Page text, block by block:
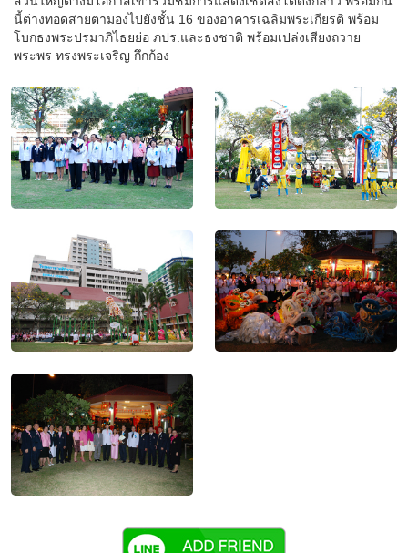
นี้ต่างทอดสายตามองไปยังชั้น 16 ของอาคารเฉลิมพระเกียรติ พร้อม
โบกธงพระปรมาภิไธยย่อ ภปร.และธงชาติ พร้อมเปล่งเสียงถวาย
พระพร ทรงพระเจริญ กึกก้อง